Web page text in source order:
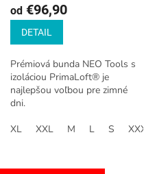
PREMIUM, Primaloft
od €96,90
DETAIL
Prémiová bunda NEO Tools s
izoláciou PrimaLoft® je
najlepšou voľbou pre zimné
dni.
XL
XXL M L S XXXL